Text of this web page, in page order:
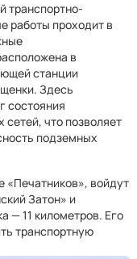
транспортно-
работы проходит в
в
станции
Здесь
состояния
что позволяет
подземных
«Печатников», войдут
Затон» и
— 11 километров. Его
транспортную